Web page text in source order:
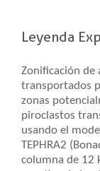
Leyenda
Zonificación de
transportados
zonas
piroclastos
usando el
TEPHRA2
columna de 12